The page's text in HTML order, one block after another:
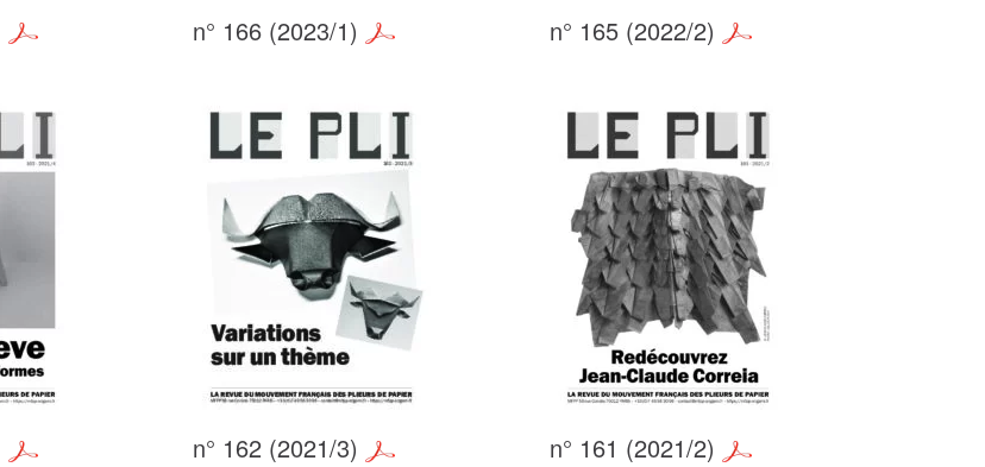
n° 166 (2023/1) n° 165 (2022/2)
n° 162 (2021/3) n° 161 (2021/2)